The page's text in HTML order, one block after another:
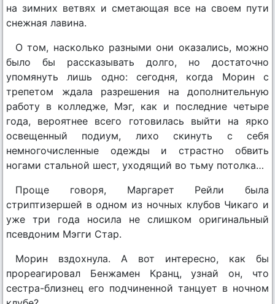
на зимних ветвях и сметающая все на своем пути
снежная лавина.
О том, насколько разными они оказались, можно
было бы рассказывать долго, но достаточно
упомянуть лишь одно: сегодня, когда Морин с
трепетом ждала разрешения на дополнительную
работу в колледже, Мэг, как и последние четыре
года, вероятнее всего готовилась выйти на ярко
освещенный подиум, лихо скинуть с себя
немногочисленные одежды и страстно обвить
ногами стальной шест, уходящий во тьму потолка…
Проще говоря, Маргарет Рейли была
стриптизершей в одном из ночных клубов Чикаго и
уже три года носила не слишком оригинальный
псевдоним Мэгги Стар.
Морин вздохнула. А вот интересно, как бы
прореагировал Бенжамен Кранц, узнай он, что
сестра-близнец его подчиненной танцует в ночном